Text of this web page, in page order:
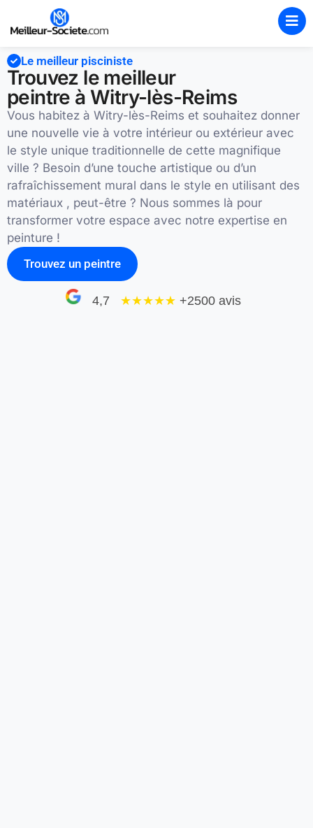
Le meilleur pisciniste
Trouvez le meilleur
peintre à Witry-lès-Reims
Vous habitez à Witry-lès-Reims et souhaitez donner
une nouvelle vie à votre intérieur ou extérieur avec
le style unique traditionnelle de cette magnifique
ville ? Besoin d’une touche artistique ou d’un
rafraîchissement mural dans le style en utilisant des
matériaux , peut-être ? Nous sommes là pour
transformer votre espace avec notre expertise en
peinture !
Trouvez un peintre
4,7 ★★★★★ +2500 avis